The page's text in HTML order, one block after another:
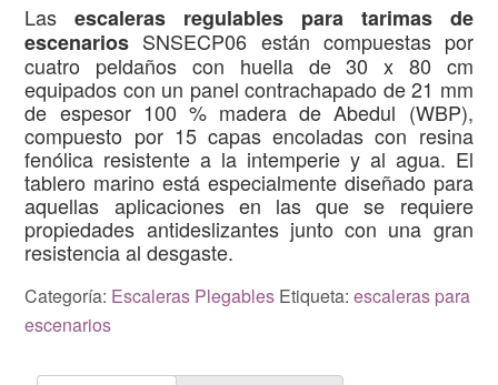
Lasescaleras regulables para tarimas de
escenarios SNSECP06 están compuestas por
cuatro peldaños con huella de 30 x 80 cm
equipados con un panel contrachapado de 21 mm
de espesor 100 % madera de Abedul (WBP),
compuesto por 15 capas encoladas con resina
fenólica resistente a la intemperie y al agua. El
tablero marino está especialmente diseñado para
aquellas aplicaciones en las que se requiere
propiedades antideslizantes junto con una gran
resistencia al desgaste.
Categoría: Escaleras Plegables Etiqueta:escaleras para
escenarios